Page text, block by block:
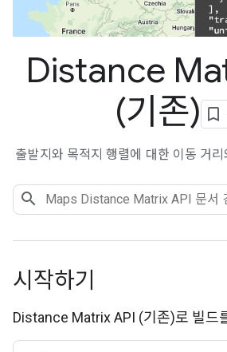
Distance
(기존)
출발지와 목적지 행렬에 대한 이동 거
시작하기
Distance Matrix API (기존)로 빌드